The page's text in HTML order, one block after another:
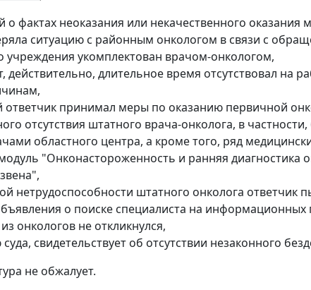
о фактах неоказания или некачественного
ситуацию с районным онкологом в связи с
учреждения укомплектован врачом-онкологом,
действительно, длительное время отсутствовал на
ответчик принимал меры по оказанию первичной
отсутствия штатного врача-онколога, в
областного центра, а кроме того, ряд
"Онконастороженность и ранняя диагностика
нетрудоспособности штатного онколога ответчик
о поиске специалиста на
онкологов не откликнулся,
свидетельствует об отсутствии незаконного
не обжалует.